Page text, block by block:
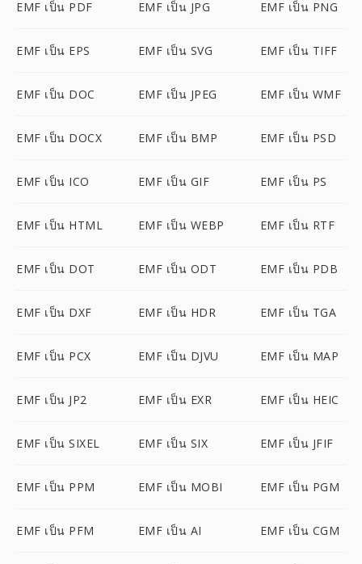
EMF เป็น PDF EMF เป็น JPG EMF เป็น PNG
EMF เป็น EPS EMF เป็น SVG EMF เป็น TIFF
EMF เป็น DOC EMF เป็น JPEG EMF เป็น WMF
EMF เป็น DOCX EMF เป็น BMP EMF เป็น PSD
EMF เป็น ICO EMF เป็น GIF EMF เป็น PS
EMF เป็น HTML EMF เป็น WEBP EMF เป็น RTF
EMF เป็น DOT EMF เป็น ODT EMF เป็น PDB
EMF เป็น DXF EMF เป็น HDR EMF เป็น TGA
EMF เป็น PCX EMF เป็น DJVU EMF เป็น MAP
EMF เป็น JP2 EMF เป็น EXR EMF เป็น HEIC
EMF เป็น SIXEL EMF เป็น SIX EMF เป็น JFIF
EMF เป็น PPM EMF เป็น MOBI EMF เป็น PGM
EMF เป็น PFM EMF เป็น AI EMF เป็น CGM